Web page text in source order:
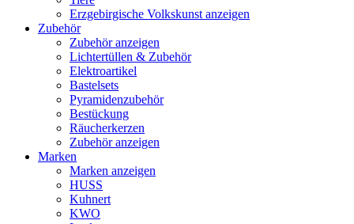
Erzgebirgische Volkskunst anzeigen
Zubehör
Zubehör anzeigen
Lichtertüllen & Zubehör
Elektroartikel
Bastelsets
Pyramidenzubehör
Bestückung
Räucherkerzen
Zubehör anzeigen
Marken
Marken anzeigen
HUSS
Kuhnert
KWO